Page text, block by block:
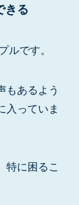
きる
ルです。
もあるよう
入っていま
特に困るこ